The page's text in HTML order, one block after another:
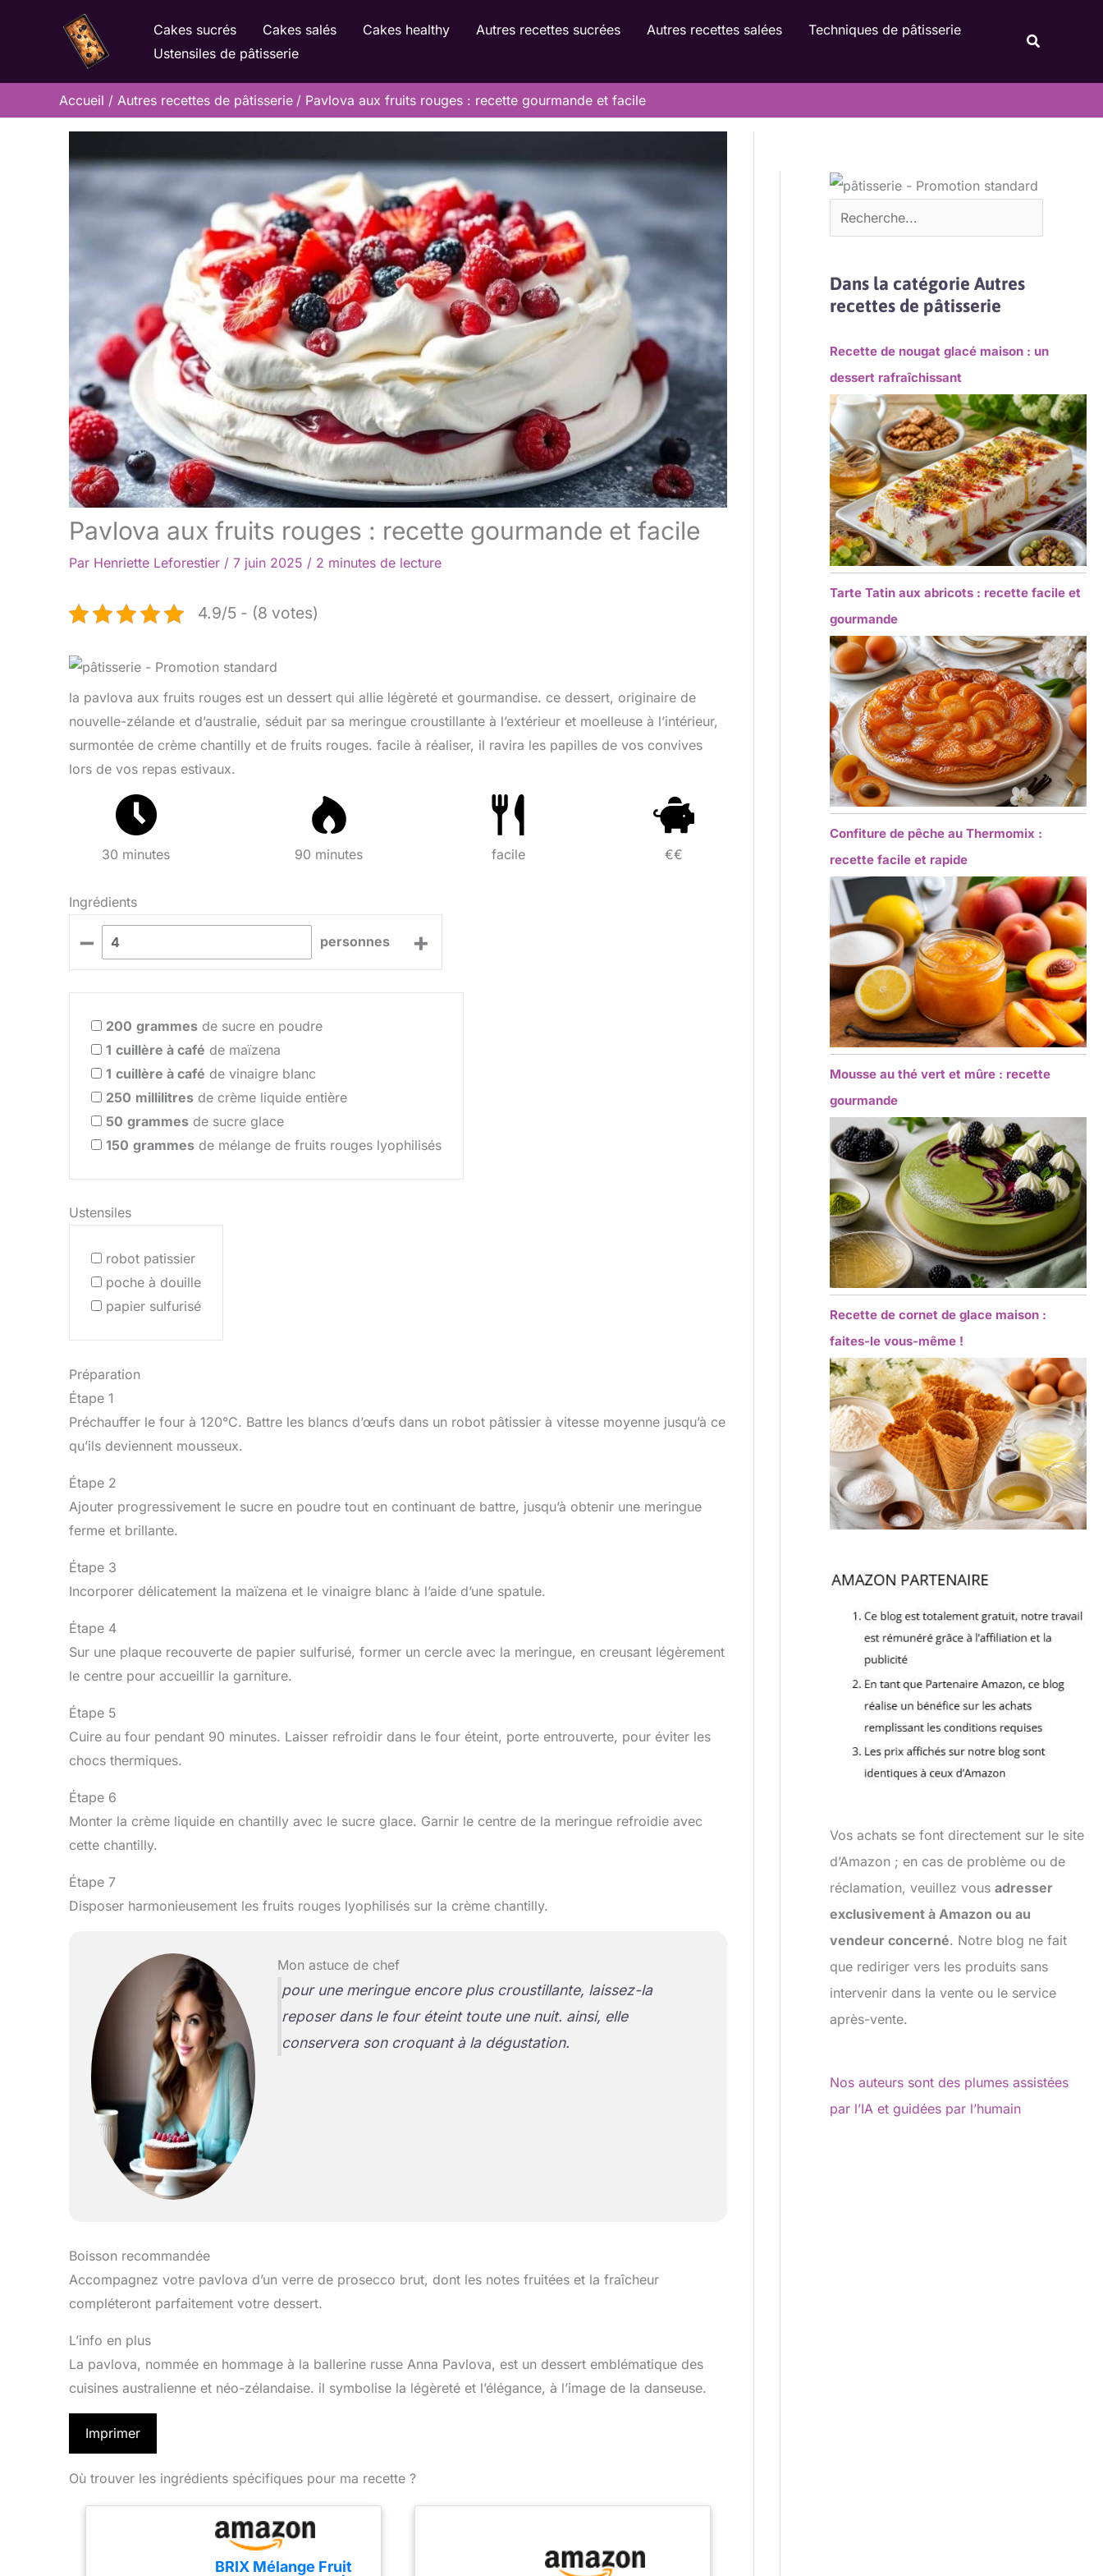
Cakes sucrés Cakes salés Cakes healthy Autres recettes sucrées Autres recettes salées
Techniques de pâtisserie
Ustensiles de pâtisserie
Accueil Autres recettes de pâtisserie Pavlova aux fruits rouges : recette gourmande et facile
Pavlova aux fruits rouges : recette gourmande et facile
Par Henriette Leforestier / 7 juin 2025 / 2 minutes de lecture
4.9/5 - (8 votes)
la pavlova aux fruits rouges est un dessert qui allie légèreté et gourmandise. ce dessert, originaire de
nouvelle-zélande et d’australie, séduit par sa meringue croustillante à l’extérieur et moelleuse à l’intérieur,
surmontée de crème chantilly et de fruits rouges. facile à réaliser, il ravira les papilles de vos convives
lors de vos repas estivaux.
30 minutes 90 minutes facile €€
Ingrédients
– personnes +
200 grammes de sucre en poudre
1 cuillère à café de maïzena
1 cuillère à café de vinaigre blanc
250 millilitres de crème liquide entière
50 grammes de sucre glace
150 grammes de mélange de fruits rouges lyophilisés
Ustensiles
robot patissier
poche à douille
papier sulfurisé
Préparation
Étape 1
Préchauffer le four à 120°C. Battre les blancs d’œufs dans un robot pâtissier à vitesse moyenne jusqu’à ce
qu’ils deviennent mousseux.
Étape 2
Ajouter progressivement le sucre en poudre tout en continuant de battre, jusqu’à obtenir une meringue
ferme et brillante.
Étape 3
Incorporer délicatement la maïzena et le vinaigre blanc à l’aide d’une spatule.
Étape 4
Sur une plaque recouverte de papier sulfurisé, former un cercle avec la meringue, en creusant légèrement
le centre pour accueillir la garniture.
Étape 5
Cuire au four pendant 90 minutes. Laisser refroidir dans le four éteint, porte entrouverte, pour éviter les
chocs thermiques.
Étape 6
Monter la crème liquide en chantilly avec le sucre glace. Garnir le centre de la meringue refroidie avec
cette chantilly.
Étape 7
Disposer harmonieusement les fruits rouges lyophilisés sur la crème chantilly.
Mon astuce de chef
pour une meringue encore plus croustillante, laissez-la
reposer dans le four éteint toute une nuit. ainsi, elle
conservera son croquant à la dégustation.
Boisson recommandée
Accompagnez votre pavlova d’un verre de prosecco brut, dont les notes fruitées et la fraîcheur
compléteront parfaitement votre dessert.
L’info en plus
La pavlova, nommée en hommage à la ballerine russe Anna Pavlova, est un dessert emblématique des
cuisines australienne et néo-zélandaise. il symbolise la légèreté et l’élégance, à l’image de la danseuse.
Imprimer
Où trouver les ingrédients spécifiques pour ma recette ?
BRIX Mélange Fruit
Dans la catégorie Autres
recettes de pâtisserie
Recette de nougat glacé maison : un
dessert rafraîchissant
Tarte Tatin aux abricots : recette facile et
gourmande
Confiture de pêche au Thermomix :
recette facile et rapide
Mousse au thé vert et mûre : recette
gourmande
Recette de cornet de glace maison :
faites-le vous-même !
Vos achats se font directement sur le site
d’Amazon ; en cas de problème ou de
réclamation, veuillez vousadresser
exclusivement à Amazon ou au
vendeur concerné. Notre blog ne fait
que rediriger vers les produits sans
intervenir dans la vente ou le service
après-vente.
Nos auteurs sont des plumes assistées
par l’IA et guidées par l’humain